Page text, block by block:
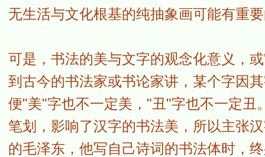
无生活与文化根基的纯抽象画可能有重
可是，书法的美与文字的观念化意义，
到古今的书法家或书论家讲，某个字因
便"美"字也不一定美，"丑"字也不一定丑
笔划，影响了汉字的书法美，所以主张
的毛泽东，他写自己诗词的书法体时，